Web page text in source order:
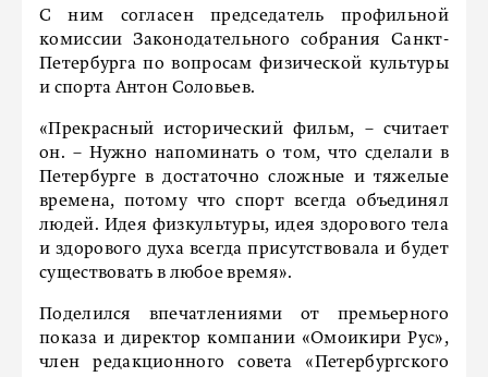
С ним согласен председатель профильной
комиссии Законодательного собрания Санкт-
Петербурга по вопросам физической культуры
и спорта Антон Соловьев.
«Прекрасный исторический фильм, – считает
он. – Нужно напоминать о том, что сделали в
Петербурге в достаточно сложные и тяжелые
времена, потому что спорт всегда объединял
людей. Идея физкультуры, идея здорового тела
и здорового духа всегда присутствовала и будет
существовать в любое время».
Поделился впечатлениями от премьерного
показа и директор компании «Омоикири Рус»,
член редакционного совета «Петербургского